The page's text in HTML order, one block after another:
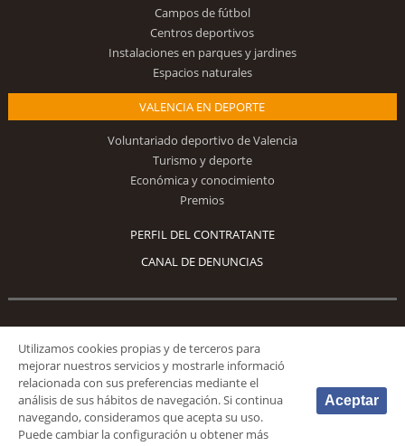
Campos de fútbol
Centros deportivos
Instalaciones en parques y jardines
Espacios naturales
VALENCIA EN DEPORTE
Voluntariado deportivo de Valencia
Turismo y deporte
Económica y conocimiento
Premios
PERFIL DEL CONTRATANTE
CANAL DE DENUNCIAS
Síguenos
© 2026 Fundación Deportiva Municipal Valencia |AVISO LEGAL
Utilizamos cookies propias y de terceros para
mejorar nuestros servicios y mostrarle informació
relacionada con sus preferencias mediante el
análisis de sus hábitos de navegación. Si continua
navegando, consideramos que acepta su uso.
Puede cambiar la configuración u obtener más
Aceptar